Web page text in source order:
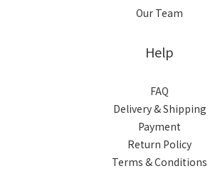
Our Team
Help
FAQ
Delivery & Shipping
Payment
Return Policy
Terms & Conditions